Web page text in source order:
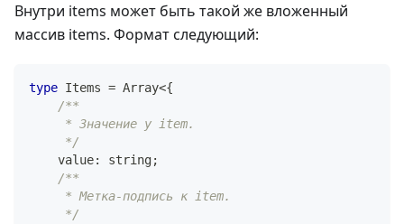
Внутри items может быть такой же вложенный
массив items. Формат следующий:
type Items = Array<{
/**
     * Значение у item.
     */
    value
: string;
/**
     * Метка-подпись к item.
     */